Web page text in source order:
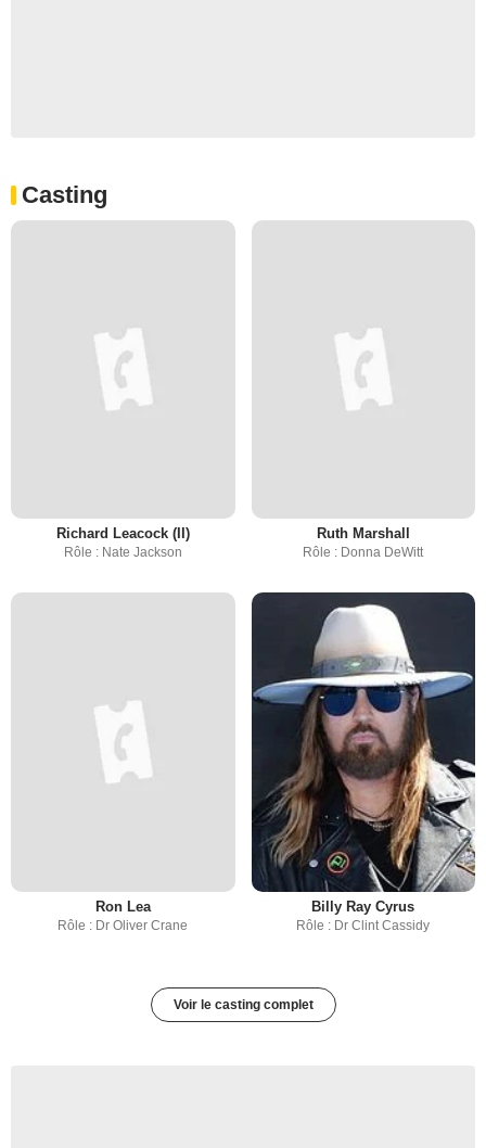
Casting
Richard Leacock (II)
Rôle : Nate Jackson
Ruth Marshall
Rôle : Donna DeWitt
Ron Lea
Rôle : Dr Oliver Crane
Billy Ray Cyrus
Rôle : Dr Clint Cassidy
Voir le casting complet